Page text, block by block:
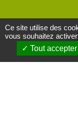
Ce site utilise des
vous souhaitez activer
Tout accepter